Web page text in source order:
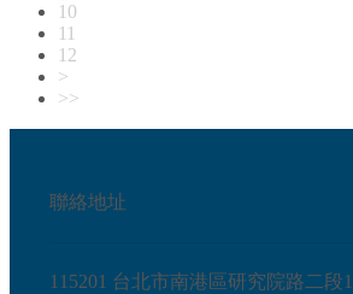
10
11
12
>
>>
聯絡地址
115201 台北市南港區研究院路二段